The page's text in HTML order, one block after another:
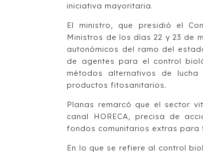
iniciativa mayoritaria.
El ministro, que presidió el
Ministros de los días 22 y 23 de
autonómicos del ramo del
de agentes para el control
métodos alternativos de
productos fitosanitarios.
Planas remarcó que el sector
canal HORECA, precisa de
fondos comunitarios extras para
En lo que se refiere al control